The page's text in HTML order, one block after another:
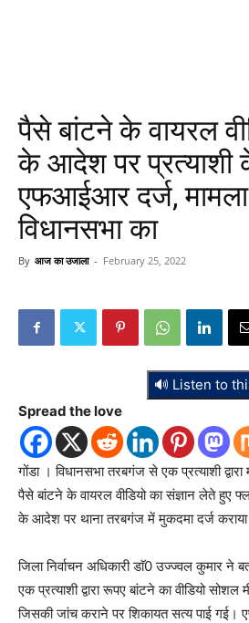
पैसे बांटने के वायरल
के आदेश पर प्रत्याशी
एफआईआर दर्ज,
विधानसभा का
By आज का उजाला - February 25, 2022
🔊 Listen to
Spread the love
गोंडा । विधानसभा तरबगंज से एक प्रत्याशी
पैसे बांटने के वायरल वीडियो का संज्ञान लेते हुए
के आदेश पर थाना तरबगंज में मुकदमा दर्ज कराया
जिला निर्वाचन अधिकारी डाॅ0 उज्ज्वल कुमार ने
एक प्रत्याशी द्वारा रूपए बांटने का वीडियो
जिसकी जांच कराने पर शिकायत सत्य पाई गई।